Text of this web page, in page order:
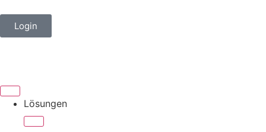
Login
Lösungen